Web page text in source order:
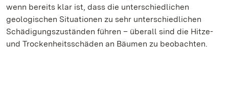
wenn bereits klar ist, dass die unterschiedlichen
geologischen Situationen zu sehr unterschiedlichen
Schädigungszuständen führen – überall sind die Hitze-
und Trockenheitsschäden an Bäumen zu beobachten.